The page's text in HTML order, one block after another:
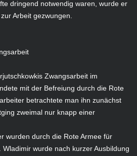
dringend notwendig waren, wurde er
Arbeit gezwungen.
Zwangsarbeit im
mit der Befreiung durch die Rote
betrachtete man ihn zunächst
zweimal nur knapp einer
wurden durch die Rote Armee für
wurde nach kurzer Ausbildung